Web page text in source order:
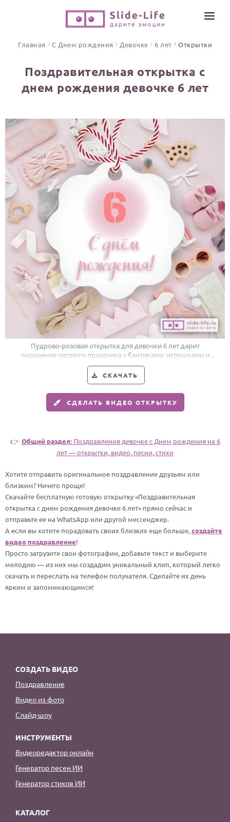
ПО ФОРМАТУ
Песни поздравления
Открытки
Стихи и тексты
ПРАЗДНИКИ
С Днем рождения
Юбилей
Свадьба
Выпускной
Календарь праздников
КОМУ
Женщине
Мужчине
Маме
Папе
По именам
ИНСТРУМЕНТЫ
ЦЕНЫ
ОТЗЫВЫ
Главная С Днем рождения Девочке 6 лет Открытки
Поздравительная открытка с
днем рождения девочке 6 лет
Пудрово-розовая открытка для девочки 6 лет дарит
ощущение уютного праздника с бантиками, игрушками и
белыми акцентами.
СКАЧАТЬ
СДЕЛАТЬ ВИДЕО ОТКРЫТКУ
👉 Общий раздел: Поздравления девочке c Днем рождения на 6
лет — открытки, видео, песни, стихи
Хотите отправить оригинальное поздравление друзьям или
близким? Ничего проще!
Скачайте бесплатную готовую открытку «Поздравительная
открытка с днем рождения девочке 6 лет» прямо сейчас и
отправьте ее на WhatsApp или другой мессенджер.
А если вы хотите порадовать своих близких еще больше,создайте
видео поздравление!
Просто загрузите свои фотографии, добавьте текст и выберите
мелодию — из них мы создадим уникальный клип, который легко
скачать и переслать на телефон получателя. Сделайте их день
ярким и запоминающимся!
СОЗДАТЬ ВИДЕО
Поздравление
Видео из фото
Слайд-шоу
ИНСТРУМЕНТЫ
Видеоредактор онлайн
Генератор песен ИИ
Генератор стихов ИИ
КАТАЛОГ